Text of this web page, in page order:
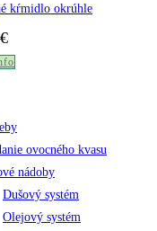
kŕmidlo okrúhle
€
ovocného kvasu
nádoby
Dušový systém
Olejový systém